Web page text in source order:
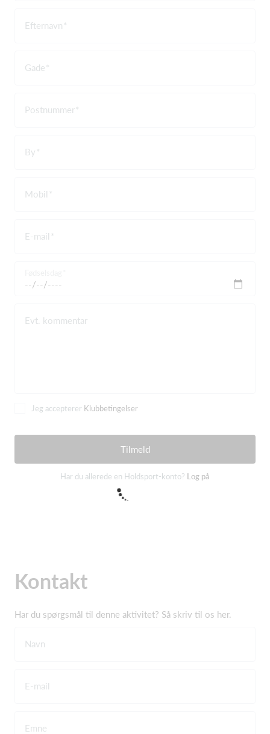
Efternavn
Gade
Postnummer
By
Mobil
E-mail
Evt. kommentar
Jeg accepterer Klubbetingelser
Tilmeld
Har du allerede en Holdsport-konto? Log på
Kontakt
Har du spørgsmål til denne aktivitet? Så skriv til os her.
Navn
E-mail
Emne